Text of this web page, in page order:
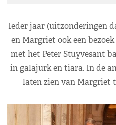
Ieder jaar (uitzonderingen
en Margriet ook een
met het Peter Stuyvesant
in galajurk en tiara. In de
laten zien van Margriet